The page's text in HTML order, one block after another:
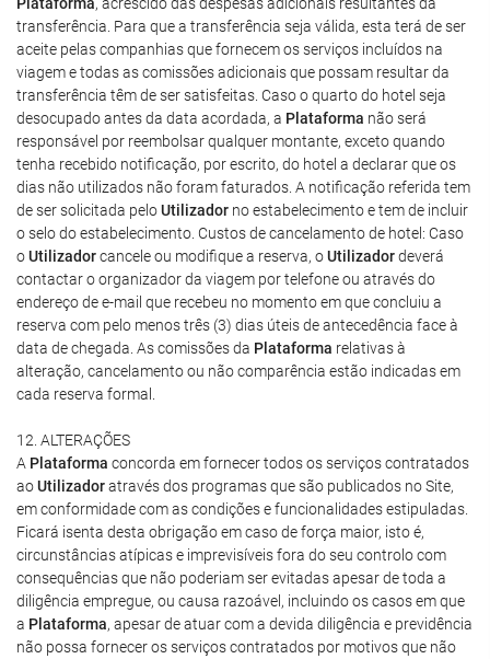
transferência. Para que a transferência seja válida, esta terá de ser
aceite pelas companhias que fornecem os serviços incluídos na
viagem e todas as comissões adicionais que possam resultar da
transferência têm de ser satisfeitas. Caso o quarto do hotel seja
desocupado antes da data acordada, a Plataforma não será
responsável por reembolsar qualquer montante, exceto quando
tenha recebido notificação, por escrito, do hotel a declarar que os
dias não utilizados não foram faturados. A notificação referida tem
de ser solicitada peloUtilizador no estabelecimento e tem de incluir
o selo do estabelecimento. Custos de cancelamento de hotel: Caso
oUtilizadorcancele ou modifique a reserva, oUtilizadordeverá
contactar o organizador da viagem por telefone ou através do
endereço de e-mail que recebeu no momento em que concluiu a
reserva com pelo menos três (3) dias úteis de antecedência face à
data de chegada. As comissões da Plataforma relativas à
alteração, cancelamento ou não comparência estão indicadas em
cada reserva formal.
12. ALTERAÇÕES
A Plataforma concorda em fornecer todos os serviços contratados
aoUtilizadoratravés dos programas que são publicados no Site,
em conformidade com as condições e funcionalidades estipuladas.
Ficará isenta desta obrigação em caso de força maior, isto é,
circunstâncias atípicas e imprevisíveis fora do seu controlo com
consequências que não poderiam ser evitadas apesar de toda a
diligência empregue, ou causa razoável, incluindo os casos em que
a Plataforma, apesar de atuar com a devida diligência e previdência
não possa fornecer os serviços contratados por motivos que não